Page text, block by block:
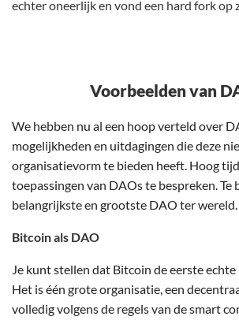
echter oneerlijk en vond een hard fork op
Voorbeelden van
We hebben nu al een hoop verteld over
mogelijkheden en uitdagingen die deze
organisatievorm te bieden heeft. Hoog
toepassingen van DAOs te bespreken. Te
belangrijkste en grootste DAO ter wereld.
Bitcoin als DAO
Je kunt stellen dat Bitcoin de eerste
Het is één grote organisatie, een
volledig volgens de regels van de smart